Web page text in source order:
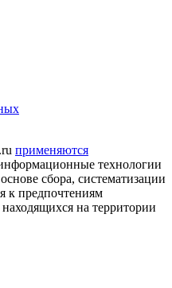
применяются
технологии
сбора, систематизации
к предпочтениям
на территории